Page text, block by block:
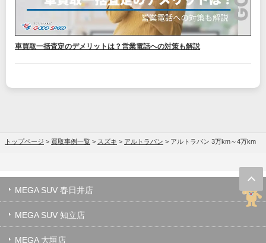
車買取一括査定のデメリットは？営業電話への対策も解説
トップページ > 買取事例一覧 > スズキ > アルトラパン > アルトラパン 3万km～4万km
MEGA SUV 春日井店
MEGA SUV 知立店
MEGA 大垣店